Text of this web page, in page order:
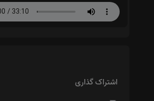
اشتراک گذاری